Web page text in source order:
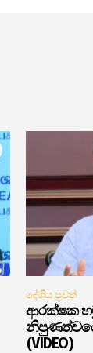
දේශීය පුවත්
ආරක්ෂක
(VIDEO)